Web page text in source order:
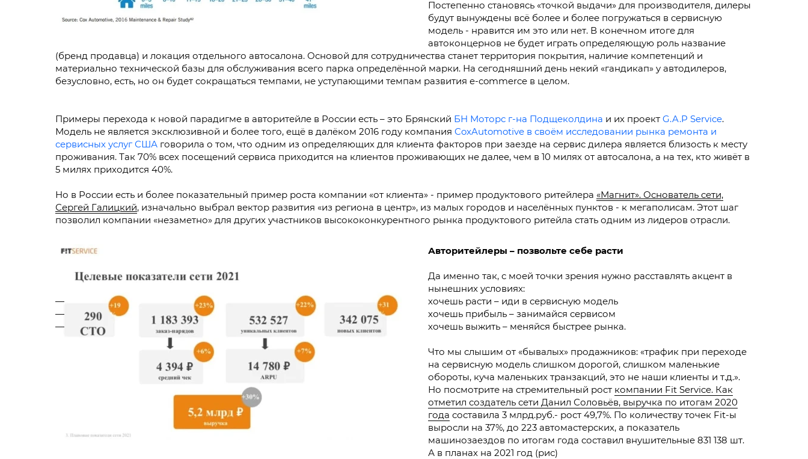
Постепенно становясь «точкой выдачи» для производителя, дилеры
будут вынуждены всё более и более погружаться в сервисную
модель - нравится им это или нет. В конечном итоге для
автоконцернов не будет играть определяющую роль название
(бренд продавца) и локация отдельного автосалона. Основой для сотрудничества станет территория покрытия, наличие компетенций и
материально технической базы для обслуживания всего парка определённой марки. На сегодняшний день некий «гандикап» у автодилеров,
безусловно, есть, но он будет сокращаться темпами, не уступающими темпам развития e-commerce в целом.
Примеры перехода к новой парадигме в авторитейле в России есть – это Брянский БН Моторс г-на Подщеколдина и их проект G.A.P Service.
Модель не является эксклюзивной и более того, ещё в далёком 2016 году компания CoxAutomotive в своём исследовании рынка ремонта и
сервисных услуг США говорила о том, что одним из определяющих для клиента факторов при заезде на сервис дилера является близость к месту
проживания. Так 70% всех посещений сервиса приходится на клиентов проживающих не далее, чем в 10 милях от автосалона, а на тех, кто живёт в
5 милях приходится 40%.
Но в России есть и более показательный пример роста компании «от клиента» - пример продуктового ритейлера «Магнит». Основатель сети,
Сергей Галицкий, изначально выбрал вектор развития «из региона в центр», из малых городов и населённых пунктов - к мегаполисам. Этот шаг
позволил компании «незаметно» для других участников высококонкурентного рынка продуктового ритейла стать одним из лидеров отрасли.
Авторитейлеры – позвольте себе расти
Да именно так, с моей точки зрения нужно расставлять акцент в
нынешних условиях:
хочешь расти – иди в сервисную модель
хочешь прибыль – занимайся сервисом
хочешь выжить – меняйся быстрее рынка.
Что мы слышим от «бывалых» продажников: «трафик при переходе
на сервисную модель слишком дорогой, слишком маленькие
обороты, куча маленьких транзакций, это не наши клиенты и т.д.».
Но посмотрите на стремительный рост компании Fit Service. Как
отметил создатель сети Данил Соловьёв, выручка по итогам 2020
года составила 3 млрд.руб.- рост 49,7%. По количеству точек Fit-ы
выросли на 37%, до 223 автомастерских, а показатель
машинозаездов по итогам года составил внушительные 831 138 шт.
А в планах на 2021 год (рис)